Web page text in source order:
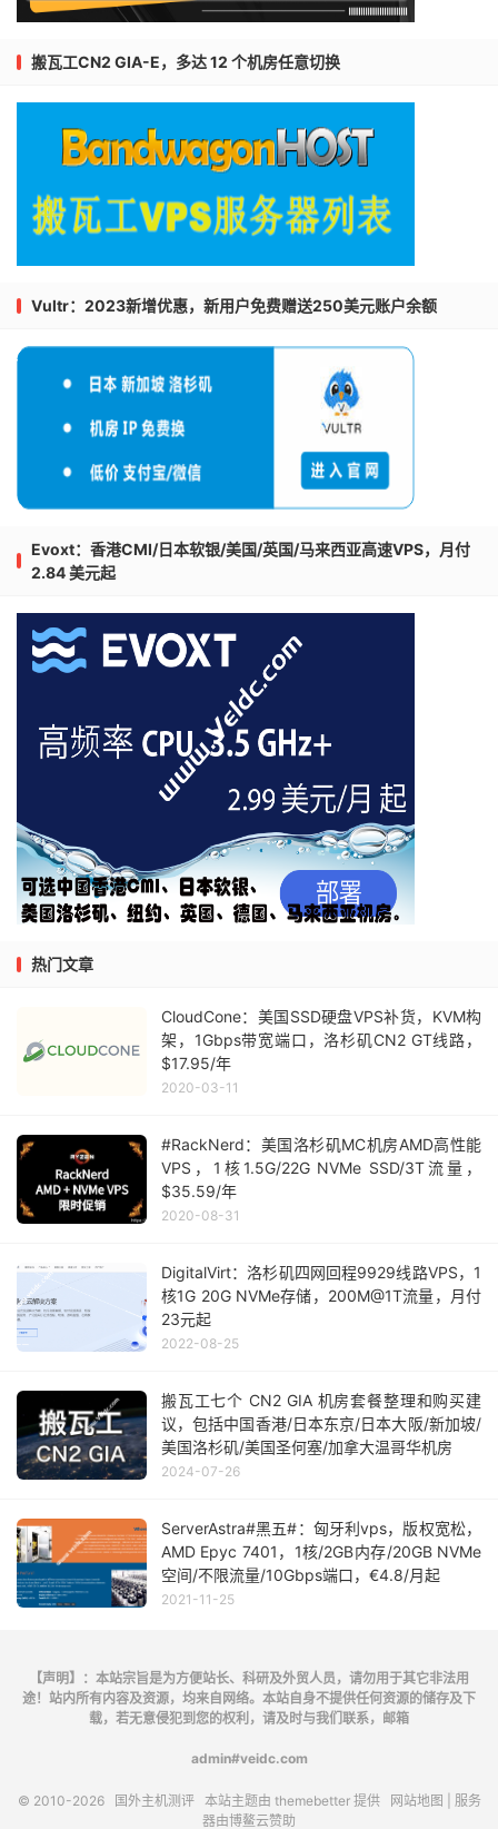
搬瓦工CN2 GIA-E，多达 12 个机房任意切换
Vultr：2023新增优惠，新用户免费赠送250美元账户余额
Evoxt：香港CMI/日本软银/美国/英国/马来西亚高速VPS，月付
2.84 美元起
热门文章
CloudCone：美国SSD硬盘VPS补货，KVM构
架，1Gbps带宽端口，洛杉矶CN2 GT线路，
$17.95/年
2020-03-11
#RackNerd：美国洛杉矶MC机房AMD高性能
VPS，1核1.5G/22G NVMe SSD/3T流量，
$35.59/年
2020-08-31
DigitalVirt：洛杉矶四网回程9929线路VPS，1
核1G 20G NVMe存储，200M@1T流量，月付
23元起
2022-08-25
搬瓦工七个 CN2 GIA 机房套餐整理和购买建
议，包括中国香港/日本东京/日本大阪/新加坡/
美国洛杉矶/美国圣何塞/加拿大温哥华机房
2024-07-26
ServerAstra#黑五#：匈牙利vps，版权宽松，
AMD Epyc 7401，1核/2GB内存/20GB NVMe
空间/不限流量/10Gbps端口，€4.8/月起
2021-11-25
【声明】：本站宗旨是为方便站长、科研及外贸人员，请勿用于其它非法用
途！站内所有内容及资源，均来自网络。本站自身不提供任何资源的储存及下
载，若无意侵犯到您的权利，请及时与我们联系，邮箱
admin#veidc.com
© 2010-2026 国外主机测评本站主题由 themebetter提供 网站地图 | 服务
器由博鳌云赞助